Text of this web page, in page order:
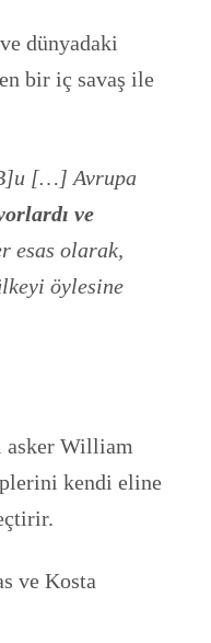
dünyadaki
bir iç savaş ile
[…] Avrupa
ve
esas olarak,
öylesine
asker William
kendi eline
ve Kosta